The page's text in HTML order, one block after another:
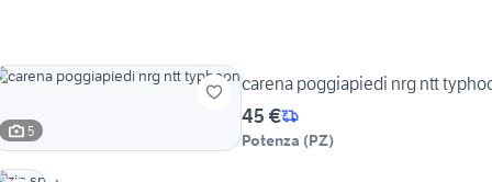
5
carena poggiapiedi nrg ntt
45 €
Potenza (PZ)